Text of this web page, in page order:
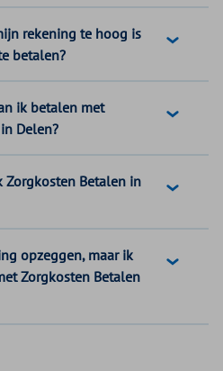
rekening te hoog is
betalen?
ik betalen met
Delen?
Zorgkosten Betalen in
opzeggen, maar ik
Zorgkosten Betalen